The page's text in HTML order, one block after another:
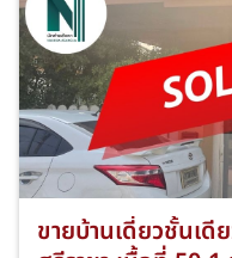
ขายบ้านเดี่ยวชั้นเ